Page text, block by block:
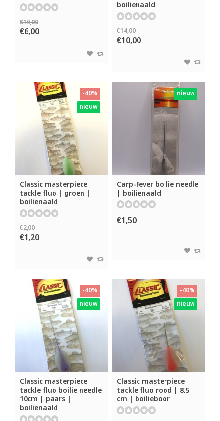
€10,00
€6,00
boilienaald
€14,00
€10,00
-40%
nieuw
Classic masterpiece
tackle fluo | groen |
boilienaald
€2,00
€1,20
nieuw
Carp-Fever boilie needle
| boilienaald
€1,50
-40%
nieuw
Classic masterpiece
tackle fluo boilie needle
10cm | paars |
boilienaald
-40%
nieuw
Classic masterpiece
tackle fluo rood | 8,5
cm | boilieboor